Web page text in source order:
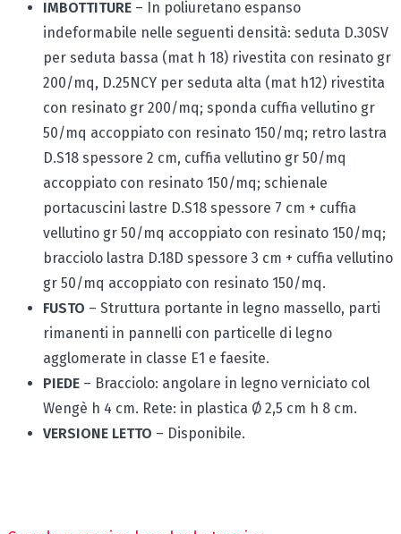
IMBOTTITURE – In poliuretano espanso
indeformabile nelle seguenti densità: seduta D.30SV
per seduta bassa (mat h 18) rivestita con resinato gr
200/mq, D.25NCY per seduta alta (mat h12) rivestita
con resinato gr 200/mq; sponda cuffia vellutino gr
50/mq accoppiato con resinato 150/mq; retro lastra
D.S18 spessore 2 cm, cuffia vellutino gr 50/mq
accoppiato con resinato 150/mq; schienale
portacuscini lastre D.S18 spessore 7 cm + cuffia
vellutino gr 50/mq accoppiato con resinato 150/mq;
bracciolo lastra D.18D spessore 3 cm + cuffia vellutino
gr 50/mq accoppiato con resinato 150/mq.
FUSTO – Struttura portante in legno massello, parti
rimanenti in pannelli con particelle di legno
agglomerate in classe E1 e faesite.
PIEDE – Bracciolo: angolare in legno verniciato col
Wengè h 4 cm. Rete: in plastica Ø 2,5 cm h 8 cm.
VERSIONE LETTO – Disponibile.